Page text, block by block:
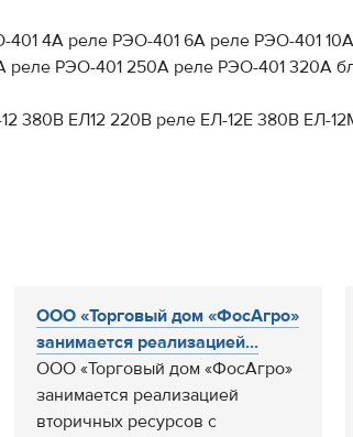
4А реле РЭО-401 6А реле РЭО-401
РЭО-401 250А реле РЭО-401 320А
380В ЕЛ12 220В реле ЕЛ-12Е 380В ЕЛ-
ООО «Торговый дом «ФосАгро»
занимается реализацией...
ООО «Торговый дом «ФосАгро»
занимается реализацией
вторичных ресурсов с